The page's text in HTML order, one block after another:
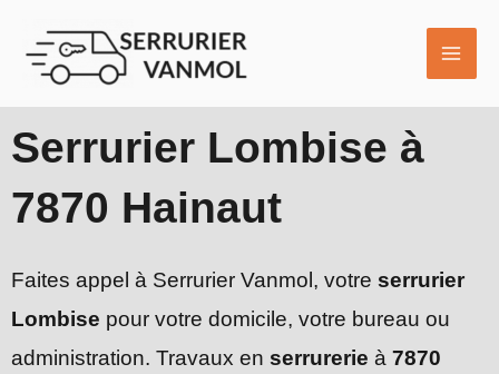
contenu
Serrurier Lombise à
7870 Hainaut
Faites appel à Serrurier Vanmol, votre serrurier
Lombise pour votre domicile, votre bureau ou
administration. Travaux en serrurerie à 7870